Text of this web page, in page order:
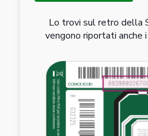
Lo trovi sul retro della
vengono riportati anche